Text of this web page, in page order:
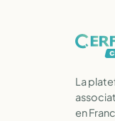
La
en